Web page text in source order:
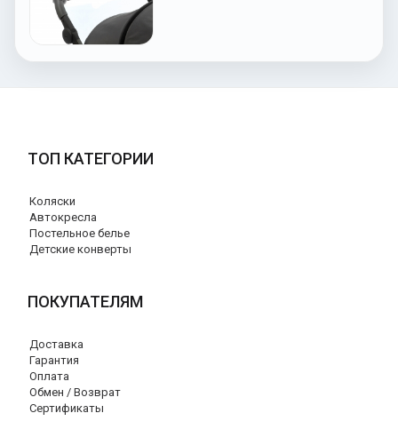
ТОП КАТЕГОРИИ
Коляски
Автокресла
Постельное белье
Детские конверты
ПОКУПАТЕЛЯМ
Доставка
Гарантия
Оплата
Обмен / Возврат
Сертификаты